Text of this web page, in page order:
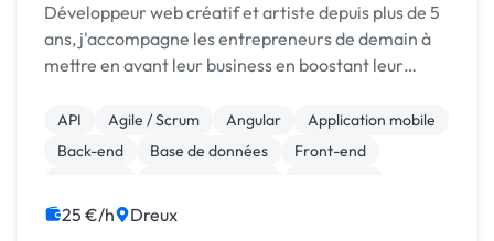
Développeur web créatif et artiste depuis plus de 5
ans, j'accompagne les entrepreneurs de demain à
mettre en avant leur business en boostant leur
gestion de votre site internet unique - ...
API Agile / Scrum Angular
Application mobile
Back-end
Base de données
Front-end
25 €/h Dreux